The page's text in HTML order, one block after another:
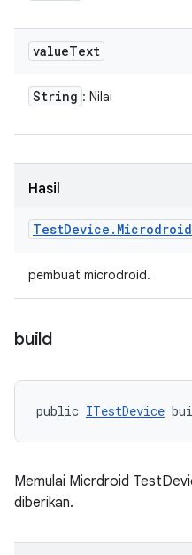
valueText
String : Nilai
Hasil
TestDevice . Microdroid
pembuat microdroid.
build
public ITestDevice
Memulai Micrdroid
diberikan.